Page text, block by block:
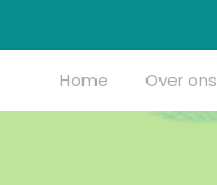
Home Over ons